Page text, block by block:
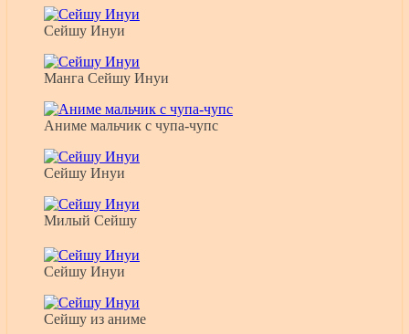
Сейшу Инуи
Манга Сейшу Инуи
Аниме мальчик с чупа-чупс
Сейшу Инуи
Милый Сейшу
Сейшу Инуи
Сейшу из аниме